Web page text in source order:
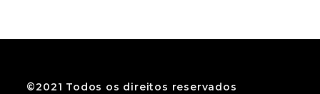
©2021 Todos os direitos reservados